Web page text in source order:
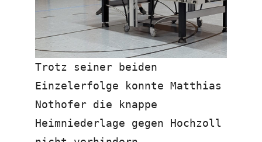
Trotz seiner beiden
Einzelerfolge konnte Matthias
Nothofer die knappe
Heimniederlage gegen Hochzoll